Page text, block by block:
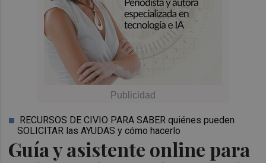
Guía y asistente online para
RECURSOS DE CIVIO PARA SABER quiénes pueden
SOLICITAR las AYUDAS y cómo hacerlo